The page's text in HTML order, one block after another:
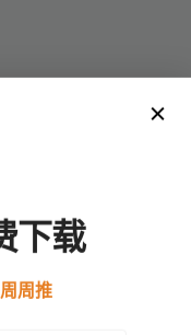
下载
周推